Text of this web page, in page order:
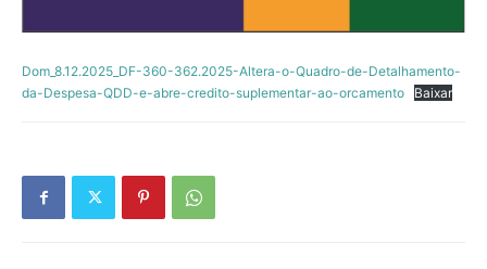
Dom_8.12.2025_DF-360-362.2025-Altera-o-Quadro-de-Detalhamento-
da-Despesa-QDD-e-abre-credito-suplementar-ao-orcamento
Baixar